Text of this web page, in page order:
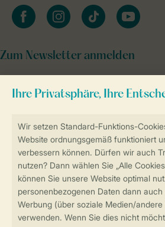
Sicher und schnell zur
Sichere Datenübertragung
Sicheres Bezahlen
facebookinstagramtiktok youtube
Zum Newsletter anmelden